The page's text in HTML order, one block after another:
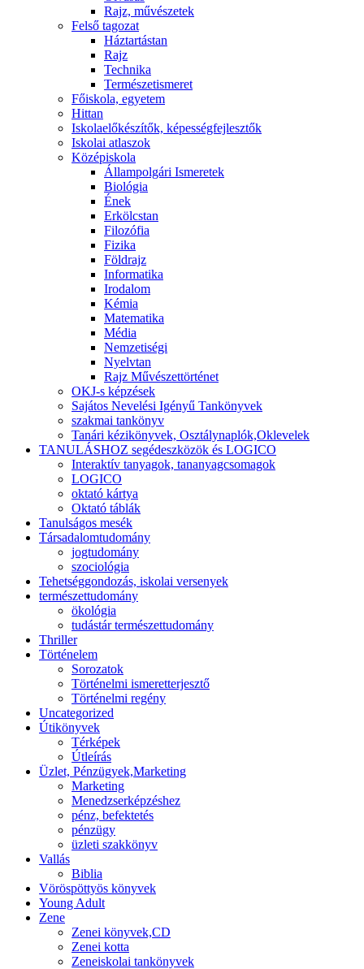
Rajz, művészetek
Felső tagozat
Háztartástan
Rajz
Technika
Természetismeret
Főiskola, egyetem
Hittan
Iskolaelőkészítők, képességfejlesztők
Iskolai atlaszok
Középiskola
Állampolgári Ismeretek
Biológia
Ének
Erkölcstan
Filozófia
Fizika
Földrajz
Informatika
Irodalom
Kémia
Matematika
Média
Nemzetiségi
Nyelvtan
Rajz Művészettörténet
OKJ-s képzések
Sajátos Nevelési Igényű Tankönyvek
szakmai tankönyv
Tanári kézikönyvek, Osztálynaplók,Oklevelek
TANULÁSHOZ segédeszközök és LOGICO
Interaktív tanyagok, tananyagcsomagok
LOGICO
oktató kártya
Oktató táblák
Tanulságos mesék
Társadalomtudomány
jogtudomány
szociológia
Tehetséggondozás, iskolai versenyek
természettudomány
ökológia
tudástár természettudomány
Thriller
Történelem
Sorozatok
Történelmi ismeretterjesztő
Történelmi regény
Uncategorized
Útikönyvek
Térképek
Útleírás
Üzlet, Pénzügyek,Marketing
Marketing
Menedzserképzéshez
pénz, befektetés
pénzügy
üzleti szakkönyv
Vallás
Biblia
Vöröspöttyös könyvek
Young Adult
Zene
Zenei könyvek,CD
Zenei kotta
Zeneiskolai tankönyvek